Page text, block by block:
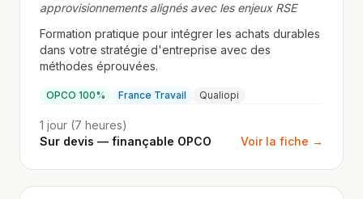
approvisionnements alignés avec les enjeux RSE
Formation pratique pour intégrer les achats durables
dans votre stratégie d'entreprise avec des
méthodes éprouvées.
OPCO 100% France Travail Qualiopi
1 jour (7 heures)
Sur devis — finançable OPCO
Voir la fiche →